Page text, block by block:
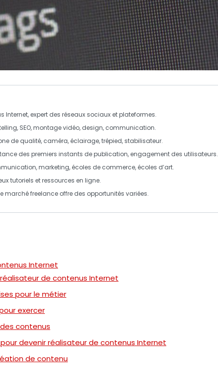
Internet, expert des réseaux sociaux et plateformes.
SEO, montage vidéo, design, communication.
de qualité, caméra, éclairage, trépied, stabilisateur.
des premiers instants de publication, engagement des utilisateurs.
marketing, écoles de commerce, écoles d’art.
tutoriels et ressources en ligne.
marché freelance offre des opportunités variées.
Internet
de contenus Internet
pour le métier
exercer
contenus
devenir réalisateur de contenus Internet
de contenu